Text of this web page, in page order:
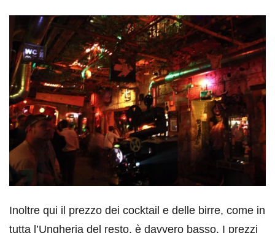
Inoltre qui il prezzo dei cocktail e delle birre, come in
tutta l’Ungheria del resto, è davvero basso. I prezzi